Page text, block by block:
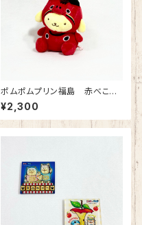
ポムポムプリン福島 赤べこ
BCマスコット
¥2,300